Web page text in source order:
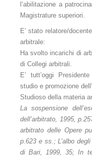
Il Vice Presidente
Il segretario
La segreteria
Comitato scientifico
Probiviri
Sede
Servizi TAB
Regolamento
l’abilitazione a
Magistrature superiori.
E’ stato relatore/
arbitrale:
Ha svolto incarichi di
di Collegi arbitrali.
E’ tutt’oggi
studio e promozione
Studioso della materia
La sospensione
dell’arbitrato, 1995,
arbitrato delle Opere
p.623 e ss.; L’albo
di Bari, 1999, 35; In